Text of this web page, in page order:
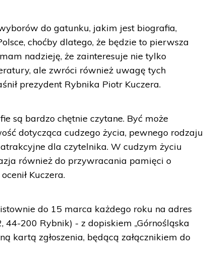
do gatunku, jakim jest biografia,
choćby dlatego, że będzie to pierwsza
nadzieję, że zainteresuje nie tylko
ale zwróci również uwagę tych
prezydent Rybnika Piotr Kuczera.
są bardzo chętnie czytane. Być może
dotycząca cudzego życia, pewnego rodzaju
dla czytelnika. W cudzym życiu
również do przywracania pamięci o
Kuczera.
do 15 marca każdego roku na adres
44-200 Rybnik) - z dopiskiem „Górnośląska
kartą zgłoszenia, będącą załącznikiem do